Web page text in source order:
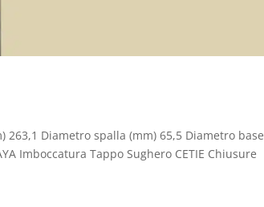
Diametro spalla (mm) 65,5 Diametro base
Imboccatura Tappo Sughero CETIE Chiusure